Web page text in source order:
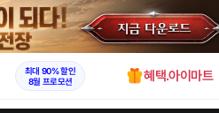
X
최대 90% 할인
8월 프로모션
혜택.아이마트